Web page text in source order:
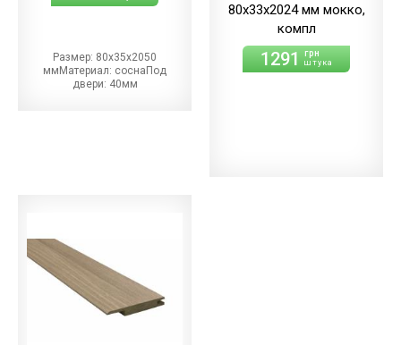
Размер: 80х35х2050
ммМатериал: соснаПод
двери: 40мм
80х33х2024 мм мокко,
компл
1291 грн
штука